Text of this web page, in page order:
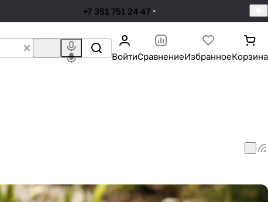
+7 351 751 24 47
ВойтиСравнениеИзбранноеКорзина